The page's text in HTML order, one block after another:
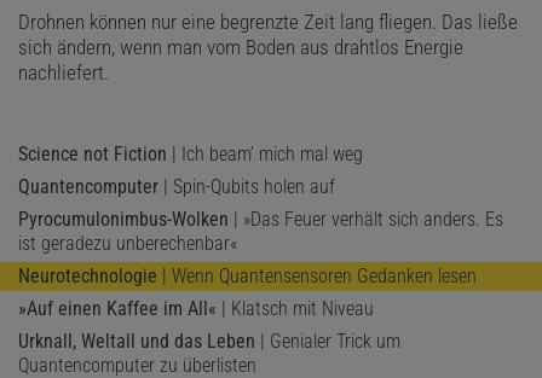
Drohnen können nur eine begrenzte Zeit lang fliegen. Das ließe
sich ändern, wenn man vom Boden aus drahtlos Energie
nachliefert.
Science not Fiction | Ich beam’ mich mal weg
Quantencomputer | Spin-Qubits holen auf
Pyrocumulonimbus-Wolken | »Das Feuer verhält sich anders. Es
ist geradezu unberechenbar«
Neurotechnologie | Wenn Quantensensoren Gedanken lesen
»Auf einen Kaffee im All« | Klatsch mit Niveau
Urknall, Weltall und das Leben | Genialer Trick um
Quantencomputer zu überlisten